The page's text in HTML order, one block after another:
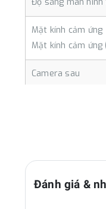
Mặt kính cảm ứng
Mặt kính cảm ứng
Camera sau
Quay phim
Đánh giá &